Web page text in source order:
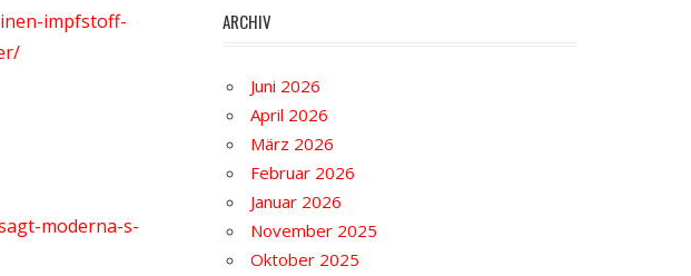
impfstoff-
moderna-s-
ARCHIV
Juni 2026
April 2026
März 2026
Februar 2026
Januar 2026
November 2025
Oktober 2025